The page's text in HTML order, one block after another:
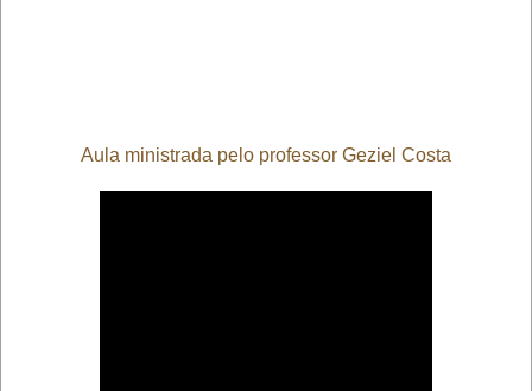
Aula ministrada pelo professor Geziel Costa